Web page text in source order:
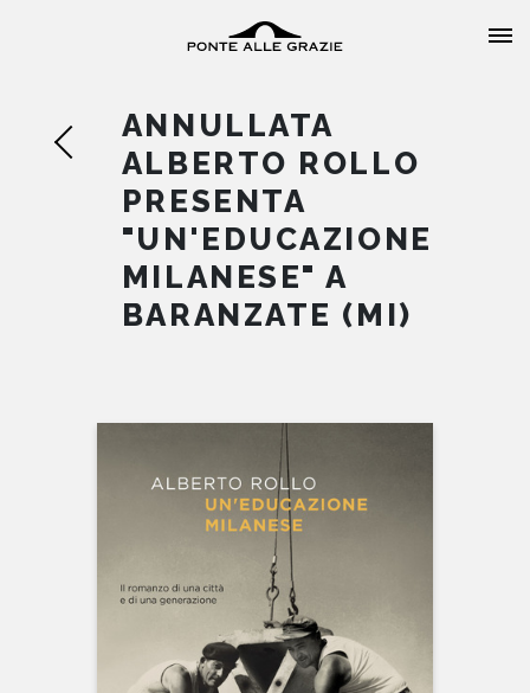
HOME
CHI SIAMO
AUTORI
EVENTI
NEWS
CONTATTI
ANNULLATA
ALBERTO ROLLO
PRESENTA
"UN'EDUCAZIONE
MILANESE" A
BARANZATE (MI)